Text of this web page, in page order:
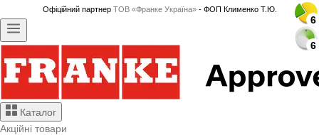
Офіційний партнер ТОВ «Франке Україна»- ФОП Клименко Т.Ю.
Каталог
Акційні товари
6
6
6
6
6
6
6
6
6
6
6
6
6
6
6
6
6
6
6
6
6
6
6
6